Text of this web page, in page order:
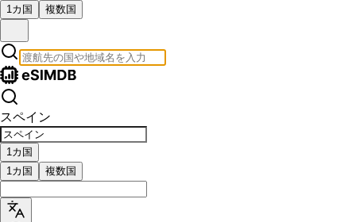
1カ国 複数国
スペイン
1カ国
1カ国
複数国